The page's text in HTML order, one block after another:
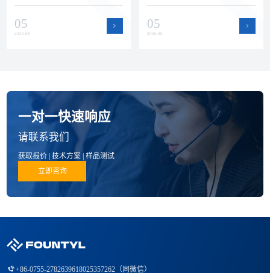
公司在品质、技术和产品方面的
进展。
05
2026-08
能力，为半导体设备客户的批量
订单和紧急需求提供支持。
05
2026-08
一对一快速响应
请联系我们
获取报价 | 技术方案 | 样品测试
立即咨询
+86-0755-2782639618025357262（同微信）